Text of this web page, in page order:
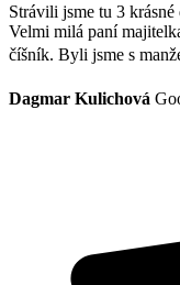
Strávili jsme tu 3
Velmi milá paní
číšník. Byli jsme s
Dagmar Kulichová